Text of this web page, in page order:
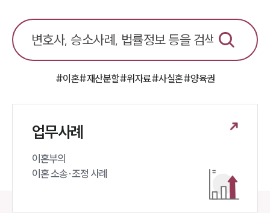
#이혼#재산분할#위자료#사실혼#양육권
업무사례
이혼부의
이혼 소송·조정 사례